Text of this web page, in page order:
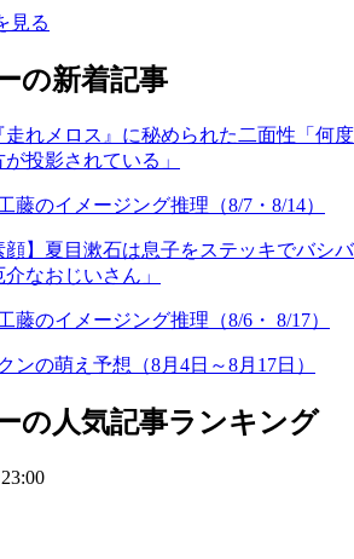
見る
の新着記事
れメロス』に秘められた二面性「何度
投影されている」
藤のイメージング推理（8/7・8/14）
顔】夏目漱石は息子をステッキでバシバ
なおじいさん」
藤のイメージング推理（8/6・ 8/17）
ンの萌え予想（8月4日～8月17日）
の人気記事ランキング